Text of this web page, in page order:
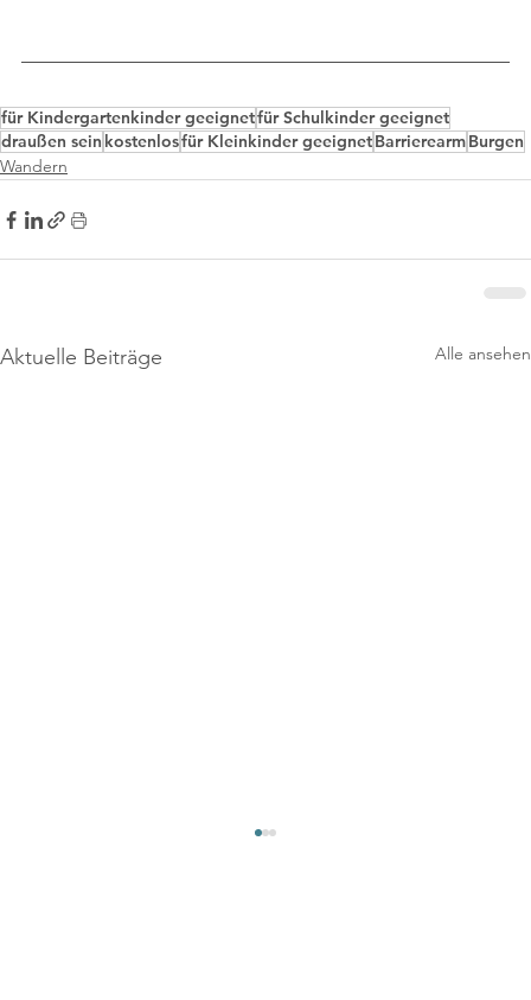
für Kindergartenkinder geeignetfür Schulkinder geeignet
draußen sein kostenlosfür Kleinkinder geeignetBarrierearmBurgen
Wandern
Aktuelle Beiträge Alle ansehen